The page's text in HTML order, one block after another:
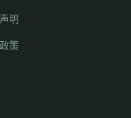
明
策